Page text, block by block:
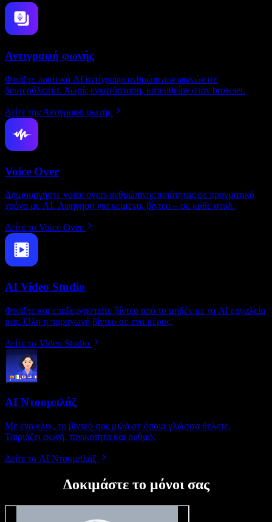
Αντιγραφή φωνής
Φτιάξτε ποιοτικά AI αντίγραφα ανθρώπινων φωνών σε
δευτερόλεπτα. Χωρίς εγκατάσταση, κατευθείαν στον browser.
Δείτε την Αντιγραφή φωνής
Voice Over
Δημιουργήστε voice overs ανθρώπινης ποιότητας σε πραγματικό
χρόνο με AI. Αφήγηση για κείμενα, βίντεο – σε κάθε στυλ.
Δείτε το Voice Over
AI Video Studio
Φτιάξτε και επεξεργαστείτε βίντεο από το μηδέν με τα AI εργαλεία
μας. Όλη η παραγωγή βίντεο σε ένα μέρος.
Δείτε το Video Studio
AI Ντουμπλάζ
Με ένα κλικ, το βίντεό σας μιλά σε όποια γλώσσα θέλετε.
Ταιριάζει φωνή, τονικότητα και ρυθμό.
Δείτε το AI Ντουμπλάζ
Δοκιμάστε το μόνοι σας